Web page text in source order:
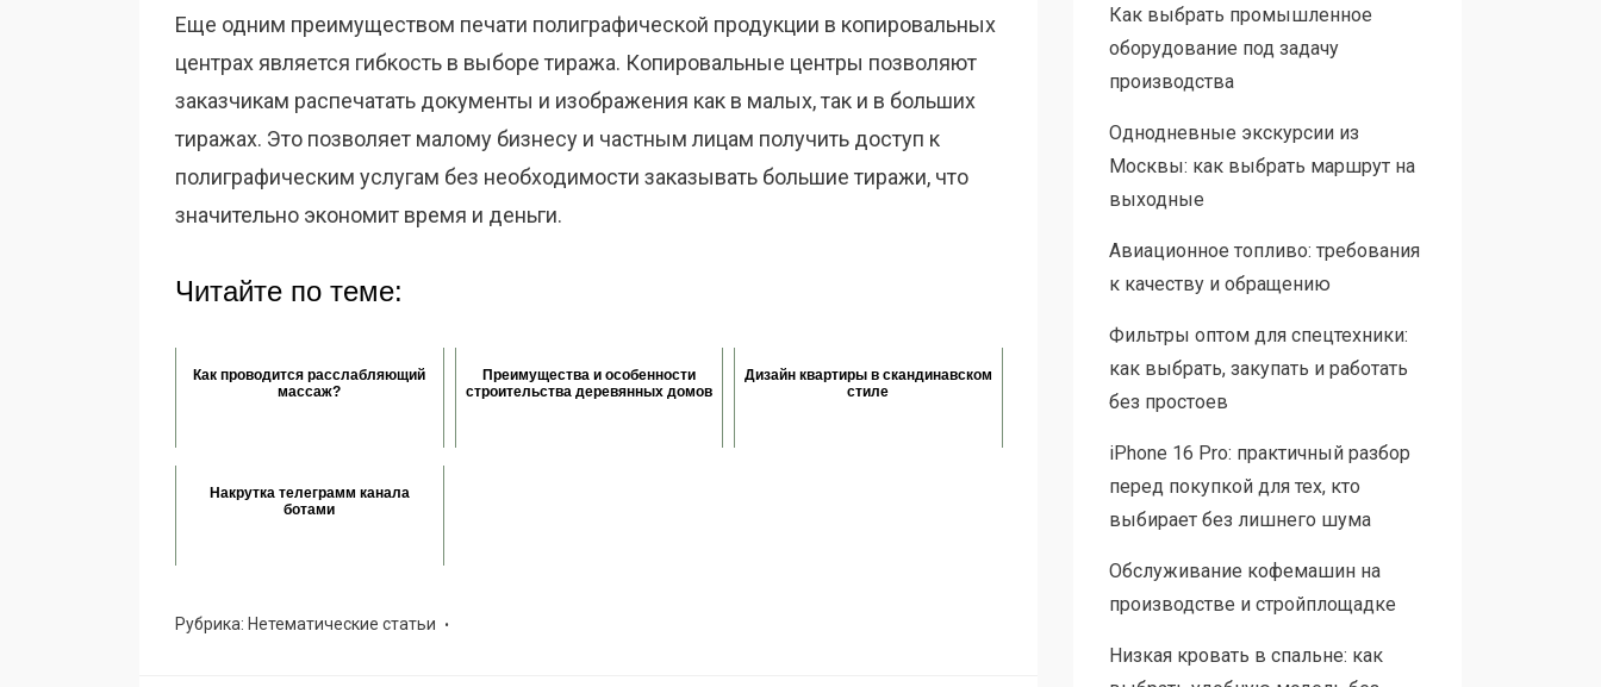
Еще одним преимуществом печати полиграфической продукции в копировальных
центрах является гибкость в выборе тиража. Копировальные центры позволяют
заказчикам распечатать документы и изображения как в малых, так и в больших
тиражах. Это позволяет малому бизнесу и частным лицам получить доступ к
полиграфическим услугам без необходимости заказывать большие тиражи, что
значительно экономит время и деньги.
Читайте по теме:
Как проводится расслабляющий
массаж?
Преимущества и особенности
строительства деревянных домов
Дизайн квартиры в скандинавском
стиле
Накрутка телеграмм канала
ботами
Рубрика: Нетематические статьи
Как выбрать промышленное
оборудование под задачу
производства
Однодневные экскурсии из
Москвы: как выбрать маршрут на
выходные
Авиационное топливо: требования
к качеству и обращению
Фильтры оптом для спецтехники:
как выбрать, закупать и работать
без простоев
iPhone 16 Pro: практичный разбор
перед покупкой для тех, кто
выбирает без лишнего шума
Обслуживание кофемашин на
производстве и стройплощадке
Низкая кровать в спальне: как